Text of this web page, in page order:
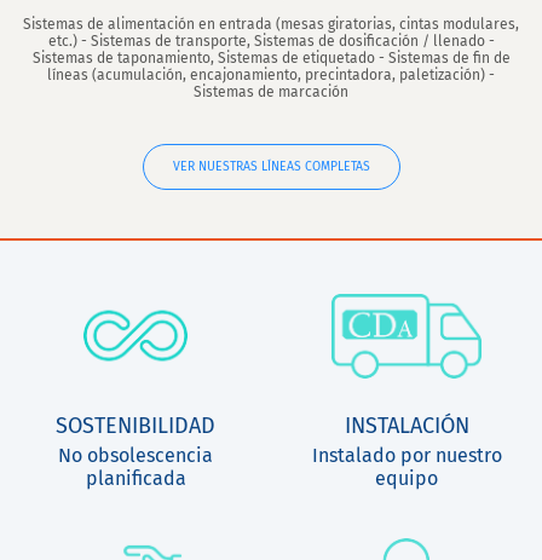
Sistemas de alimentación en entrada (mesas giratorias, cintas modulares,
etc.) - Sistemas de transporte, Sistemas de dosificación / llenado -
Sistemas de taponamiento, Sistemas de etiquetado - Sistemas de fin de
líneas (acumulación, encajonamiento, precintadora, paletización) -
Sistemas de marcación
VER NUESTRAS LÍNEAS COMPLETAS
SOSTENIBILIDAD
No obsolescencia
planificada
INSTALACIÓN
Instalado por nuestro
equipo